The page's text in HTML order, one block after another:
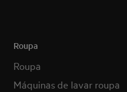
Roupa
Roupa
Máquinas de lavar roupa